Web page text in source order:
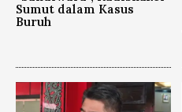
Sumut dalam Kasus
Buruh